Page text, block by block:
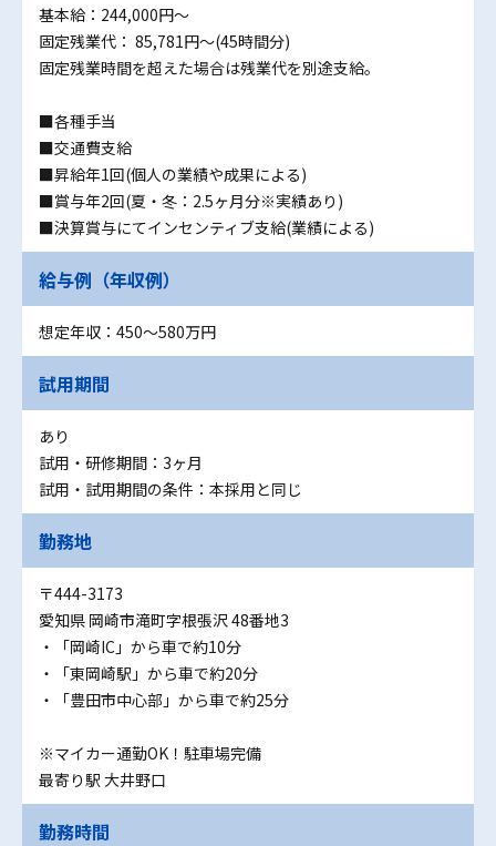
基本給：244,000円～
固定残業代： 85,781円～(45時間分)
固定残業時間を超えた場合は残業代を別途支給。
■各種手当
■交通費支給
■昇給年1回(個人の業績や成果による)
■賞与年2回(夏・冬：2.5ヶ月分※実績あり)
■決算賞与にてインセンティブ支給(業績による)
給与例（年収例）
想定年収：450～580万円
試用期間
あり
試用・研修期間：3ヶ月
試用・試用期間の条件：本採用と同じ
勤務地
〒444-3173
愛知県 岡崎市滝町字根張沢 48番地3
・「岡崎IC」から車で約10分
・「東岡崎駅」から車で約20分
・「豊田市中心部」から車で約25分
※マイカー通勤OK！駐車場完備
最寄り駅 大井野口
勤務時間